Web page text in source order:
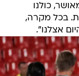
כולנו
בכל מקרה,
אצלנו".